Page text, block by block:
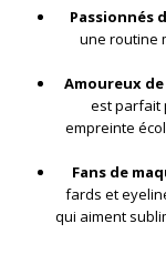
Passionnés
une routine
Amoureux
est parfait
empreinte
Fans de
fards et
qui aiment